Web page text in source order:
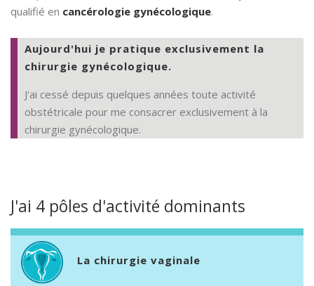
qualifié en cancérologie gynécologique.
Aujourd'hui je pratique exclusivement la
chirurgie gynécologique.
J'ai cessé depuis quelques années toute activité
obstétricale pour me consacrer exclusivement à la
chirurgie gynécologique.
J'ai 4 pôles d'activité dominants
La chirurgie vaginale